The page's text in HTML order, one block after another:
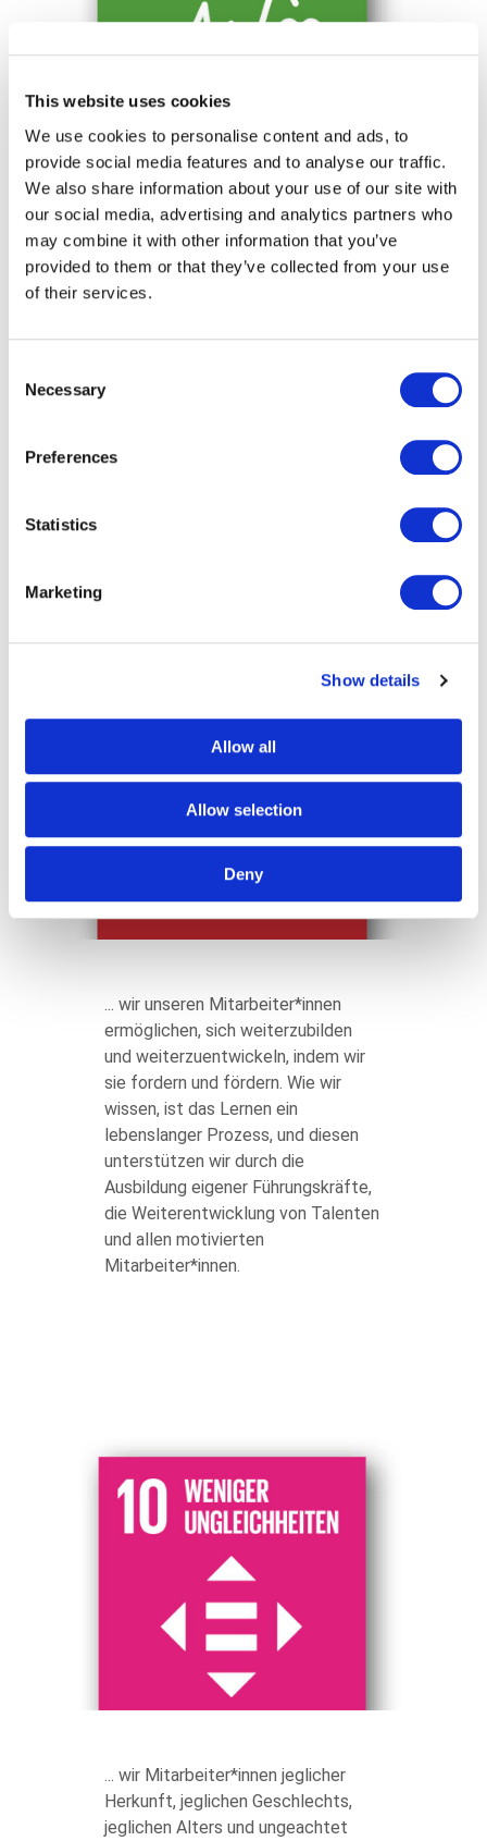
This website uses cookies
We use cookies to personalise content and ads, to
provide social media features and to analyse our traffic.
We also share information about your use of our site with
our social media, advertising and analytics partners who
may combine it with other information that you’ve
provided to them or that they’ve collected from your use
of their services.
Selection
Necessary
Preferences
Statistics
Marketing
Show details
Allow all
Allow selection
Deny
body
... wir der Gesundheit und dem
Wohlergehen unserer
Mitarbeiter*innen einen sehr hohen
Stellenwert beimessen. Das Thema
Arbeitssicherheit hat höchste
unsere Mitarbeiter*innen auch am
motiviert, etwas für ihre Gesundheit
Betriebsärzten bis hin zu frischen
body
... wir unseren Mitarbeiter*innen
ermöglichen, sich weiterzubilden
und weiterzuentwickeln, indem wir
sie fordern und fördern. Wie wir
wissen, ist das Lernen ein
lebenslanger Prozess, und diesen
unterstützen wir durch die
Ausbildung eigener Führungskräfte,
die Weiterentwicklung von Talenten
und allen motivierten
Mitarbeiter*innen.
body
... wir Mitarbeiter*innen jeglicher
Herkunft, jeglichen Geschlechts,
jeglichen Alters und ungeachtet